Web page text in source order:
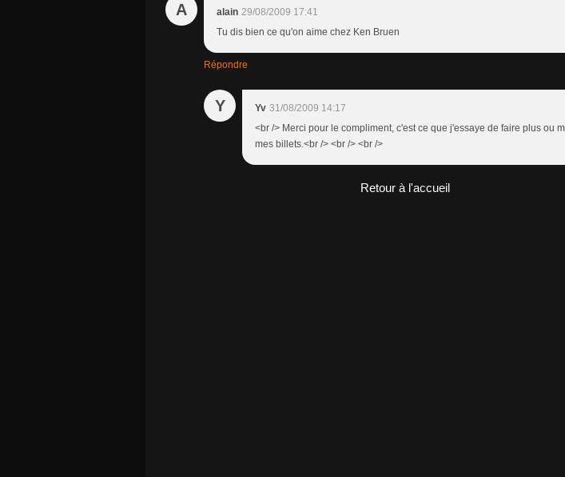
A alain 29/08/2009 17:41
Tu dis bien ce qu'on aime chez Ken Bruen
Répondre
Y Yv 31/08/2009 14:17
<br /> Merci pour le compliment, c'est ce que j'essaye de faire plus ou
mes billets.<br /> <br /> <br />
Retour à l'accueil